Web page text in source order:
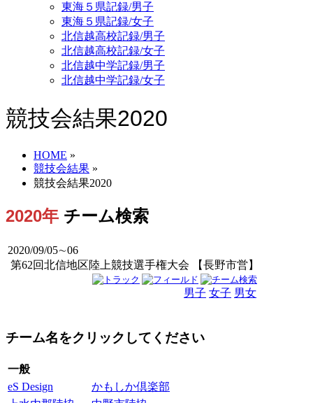
東海５県記録/男子
東海５県記録/女子
北信越高校記録/男子
北信越高校記録/女子
北信越中学記録/男子
北信越中学記録/女子
競技会結果2020
HOME »
競技会結果 »
競技会結果2020
2020年 チーム検索
2020/09/05∼06
第62回北信地区陸上競技選手権大会 【長野市営】
男子 女子 男女
チーム名をクリックしてください
一般
eS Design
かもしか倶楽部